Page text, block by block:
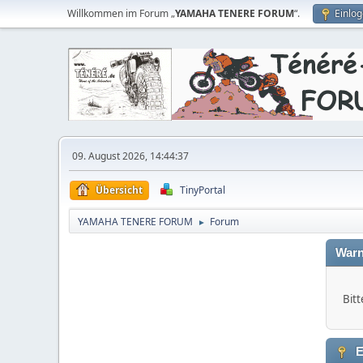
Willkommen im Forum „YAMAHA TENERE FORUM“.
09. August 2026, 14:44:37
Übersicht TinyPortal
YAMAHA TENERE FORUM ► Forum